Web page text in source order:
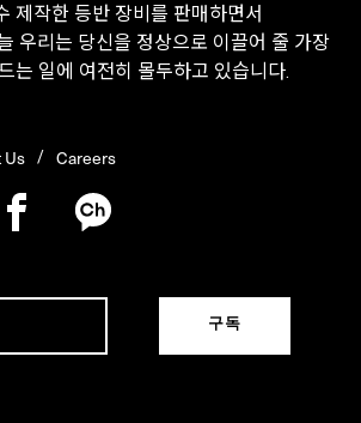
제작한 등반 장비를 판매하면서
우리는 당신을 정상으로 이끌어 줄 가장
는 일에 여전히 몰두하고 있습니다.
Us Careers
구독